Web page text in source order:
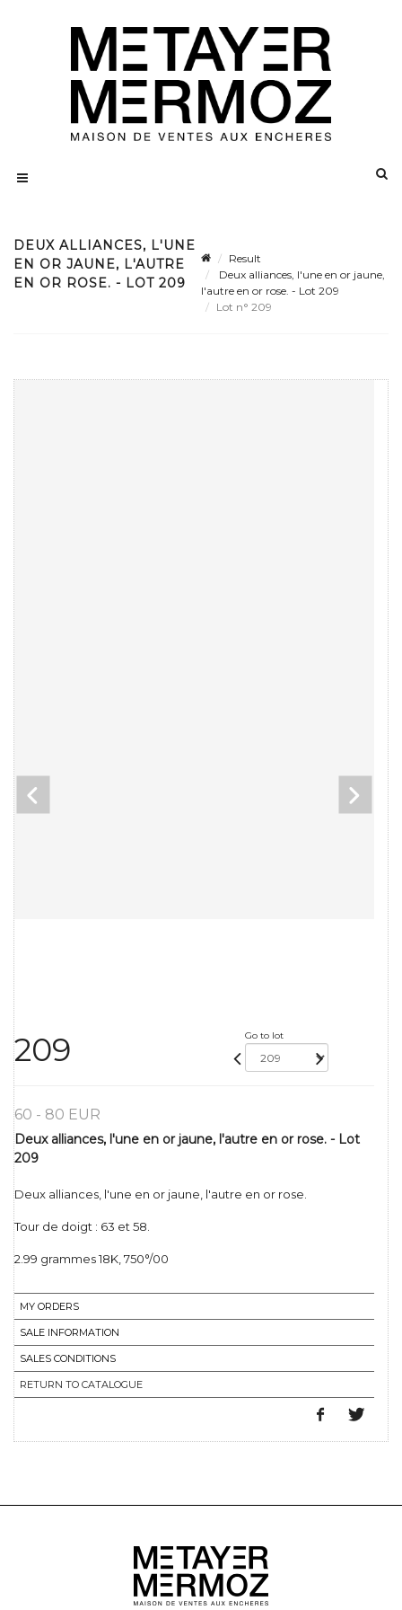
DEUX ALLIANCES, L'UNE
EN OR JAUNE, L'AUTRE
EN OR ROSE. - LOT 209
Result
Deux alliances, l'une en or jaune,
l'autre en or rose. - Lot 209
Lot n° 209
209 Go to lot
60 - 80 EUR
Deux alliances, l'une en or jaune, l'autre en or rose. - Lot
209
Deux alliances, l'une en or jaune, l'autre en or rose.
Tour de doigt : 63 et 58.
2.99 grammes 18K, 750°/00
MY ORDERS
SALE INFORMATION
SALES CONDITIONS
RETURN TO CATALOGUE